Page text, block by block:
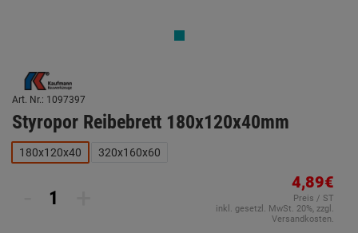
Art. Nr.: 1097397
Styropor Reibebrett 180x120x40mm
180x120x40 320x160x60
4,89€
Preis / ST
inkl. gesetzl. MwSt. 20%, zzgl.
Versandkosten.